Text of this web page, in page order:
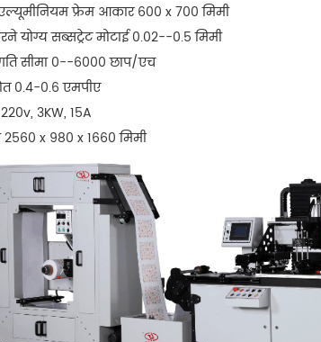
फ्रेम आकार 600 x 700 मिमी
योग्य सब्सट्रेट मोटाई 0.02--0.5 मिमी
सीमा 0--6000 छाप/एच
0.4-0.6 एमपीए
3KW, 15A
x 980 x 1660 मिमी